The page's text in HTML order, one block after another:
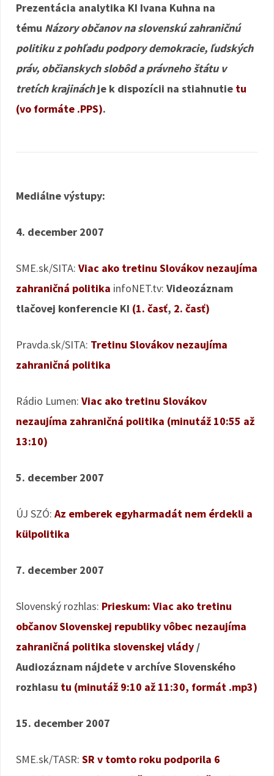
Prezentácia analytika KI Ivana Kuhna na
tému Názory občanov na slovenskú zahraničnú
politiku z pohľadu podpory demokracie, ľudských
práv, občianskych slobôd a právneho štátu v
tretích krajináchje k dispozícii na stiahnutie tu
(vo formáte .PPS).
Mediálne výstupy:
4. december 2007
SME.sk/SITA: Viac ako tretinu Slovákov nezaujíma
zahraničná politika infoNET.tv: Videozáznam
tlačovej konferencie KI (1. časť, 2. časť)
Pravda.sk/SITA: Tretinu Slovákov nezaujíma
zahraničná politika
Rádio Lumen: Viac ako tretinu Slovákov
nezaujíma zahraničná politika (minutáž 10:55 až
13:10)
5. december 2007
ÚJ SZÓ: Az emberek egyharmadát nem érdekli a
külpolitika
7. december 2007
Slovenský rozhlas: Prieskum: Viac ako tretinu
občanov Slovenskej republiky vôbec nezaujíma
zahraničná politika slovenskej vlády /
Audiozáznam nájdete v archíve Slovenského
rozhlasu tu (minutáž 9:10 až 11:30, formát .mp3)
15. december 2007
SME.sk/TASR: SR v tomto roku podporila 6